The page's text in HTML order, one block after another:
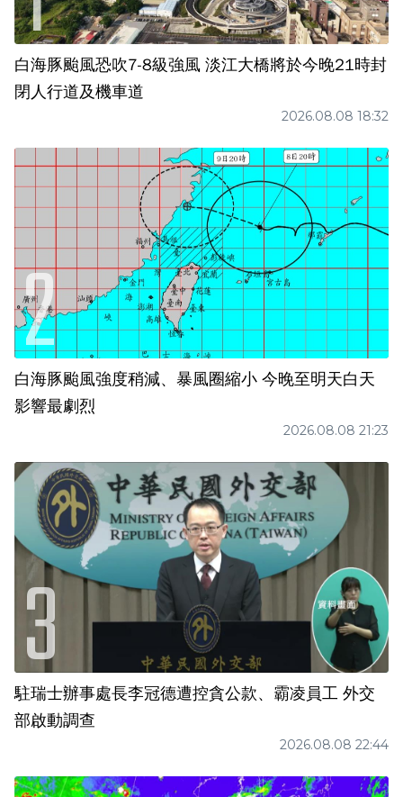
白海豚颱風恐吹7-8級強風 淡江大橋將於今晚21時封
閉人行道及機車道
2026.08.08 18:32
白海豚颱風強度稍減、暴風圈縮小 今晚至明天白天
影響最劇烈
2026.08.08 21:23
駐瑞士辦事處長李冠德遭控貪公款、霸凌員工 外交
部啟動調查
2026.08.08 22:44